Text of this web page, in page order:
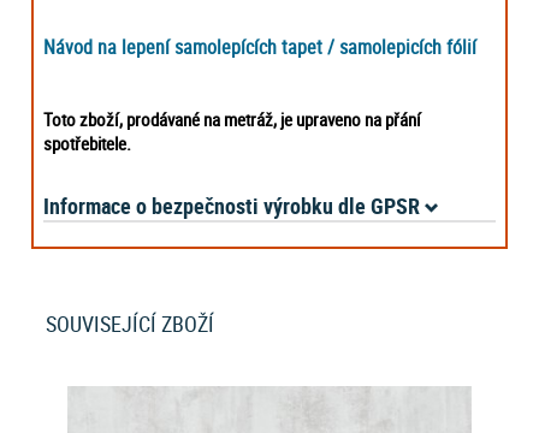
Návod na lepení samolepících tapet / samolepicích fólií
Toto zboží, prodávané na metráž, je upraveno na přání
spotřebitele.
Informace o bezpečnosti výrobku dle GPSR
SOUVISEJÍCÍ ZBOŽÍ